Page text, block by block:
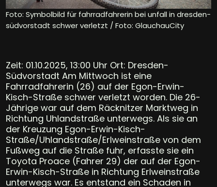
Foto: Symbolbild für fahrradfahrerin bei unfall in dresden-
südvorstadt schwer verletzt / Foto: GlauchauCity
Zeit: 01.10.2025, 13:00 Uhr Ort: Dresden-
Südvorstadt Am Mittwoch ist eine
Fahrradfahrerin (26) auf der Egon-Erwin-
Kisch-Straße schwer verletzt worden. Die 26-
Jährige war auf dem Räcknitzer Marktweg in
Richtung Uhlandstraße unterwegs. Als sie an
der Kreuzung Egon-Erwin-Kisch-
Straße/Uhlandstraße/Erlweinstraße von dem
Fußweg auf die Straße fuhr, erfasste sie ein
Toyota Proace (Fahrer 29) der auf der Egon-
Erwin-Kisch-Straße in Richtung Erlweinstraße
unterwegs war. Es entstand ein Schaden in